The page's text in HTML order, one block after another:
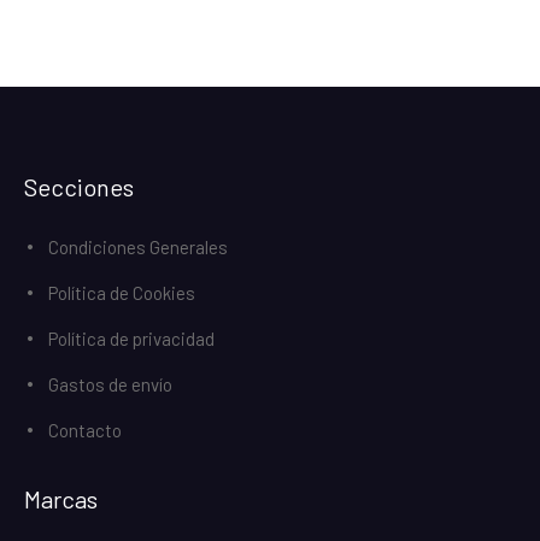
Secciones
Condiciones Generales
Política de Cookies
Política de privacidad
Gastos de envío
Contacto
Marcas